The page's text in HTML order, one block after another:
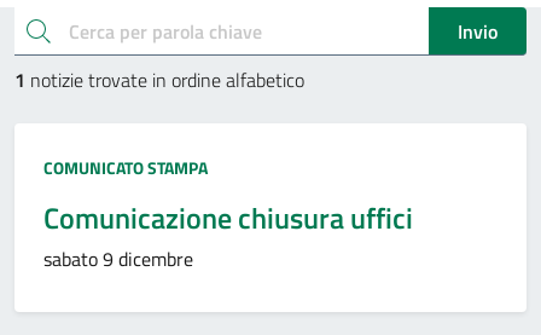
Esplora le novità
cerca
Invio
1 notizie trovate in ordine alfabetico
Tipo:
COMUNICATO STAMPA
Comunicazione chiusura uffici
sabato 9 dicembre